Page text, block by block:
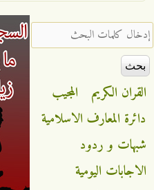
‏إدخال كلمات البحث ‏
القران الكريم
المجيب
دائرة المعارف الاسلامية
شبهات و ردود
الاجابات اليومية